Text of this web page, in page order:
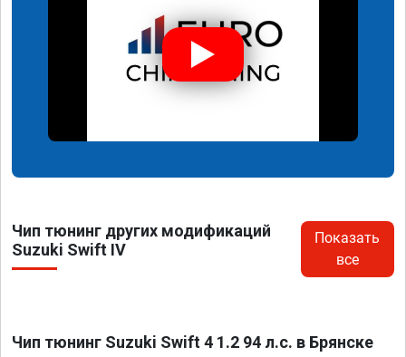
Чип тюнинг других модификаций
Suzuki Swift IV
Показать
все
Чип тюнинг Suzuki Swift 4 1.2 94 л.с. в Брянске